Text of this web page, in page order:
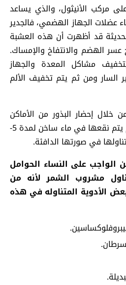
مركب الأنيثول، والذي يساعد
الجهاز الهضمي، فالجدير
قد أظهرت أن هذه العشبة
الهضم والانتفاخ والإمساك.
مشاكل المعدة والجهاز
السار ومن ثم يتم تخفيف الألم
إحضار البذور من الأماكن
الموثوق مصدرها ومن ثم يتم نقعها في ماء ساخن لمدة 5-
الواجب على النساء الحوامل
مشروب الشمر لأنه من
الأدوية المتناوله في هذه